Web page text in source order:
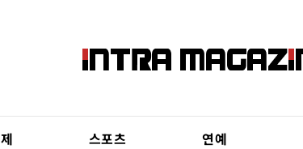
스포츠 연예